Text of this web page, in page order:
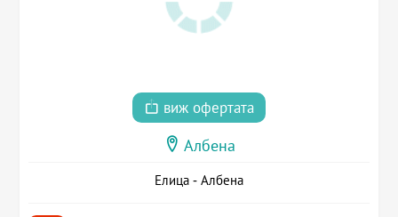
виж офертата
Албена
Елица - Албена